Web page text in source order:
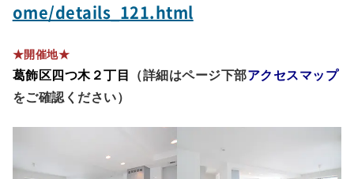
ome/details_121.html
★開催地★
葛飾区四つ木２丁目 （詳細はページ下部アクセスマップ
をご確認ください）